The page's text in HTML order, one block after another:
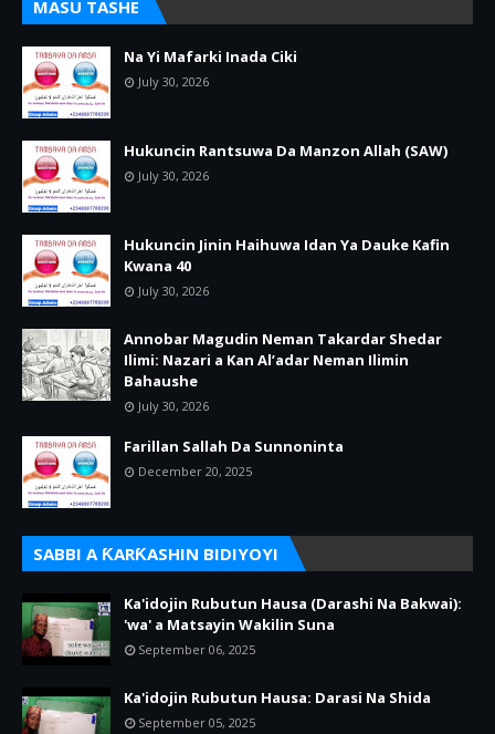
MASU TASHE
Na Yi Mafarki Inada Ciki
July 30, 2026
Hukuncin Rantsuwa Da Manzon Allah (SAW)
July 30, 2026
Hukuncin Jinin Haihuwa Idan Ya Dauke Kafin
Kwana 40
July 30, 2026
Annobar Magudin Neman Takardar Shedar
Ilimi: Nazari a Kan Al’adar Neman Ilimin
Bahaushe
July 30, 2026
Farillan Sallah Da Sunnoninta
December 20, 2025
SABBI A ƘARƘASHIN BIDIYOYI
Ka'idojin Rubutun Hausa (Darashi Na Bakwai):
'wa' a Matsayin Wakilin Suna
September 06, 2025
Ka'idojin Rubutun Hausa: Darasi Na Shida
September 05, 2025